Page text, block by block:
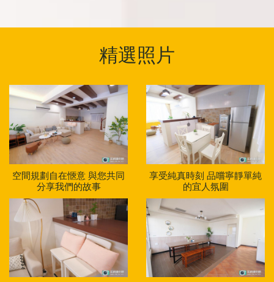
精選照片
空間規劃自在愜意 與您共同
分享我們的故事
享受純真時刻 品嚐寧靜單純
的宜人氛圍